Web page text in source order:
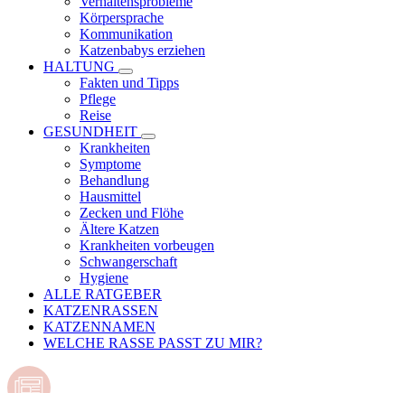
Körpersprache
Kommunikation
Katzenbabys erziehen
HALTUNG
Fakten und Tipps
Pflege
Reise
GESUNDHEIT
Krankheiten
Symptome
Behandlung
Hausmittel
Zecken und Flöhe
Ältere Katzen
Krankheiten vorbeugen
Schwangerschaft
Hygiene
ALLE RATGEBER
KATZENRASSEN
KATZENNAMEN
WELCHE RASSE PASST ZU MIR?